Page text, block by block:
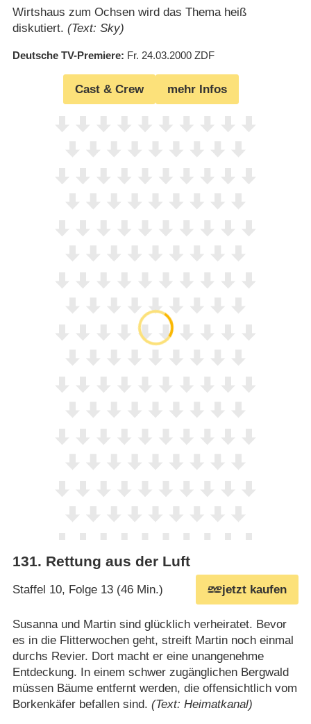
Wirtshaus zum Ochsen wird das Thema heiß
diskutiert. (Text: Sky)
Deutsche TV-Premiere Fr. 24.03.2000 ZDF
Cast & Crew mehr Infos
131. Rettung aus der Luft
Staffel 10, Folge 13 (46 Min.) jetzt kaufen
Susanna und Martin sind glücklich verheiratet. Bevor
es in die Flitterwochen geht, streift Martin noch einmal
durchs Revier. Dort macht er eine unangenehme
Entdeckung. In einem schwer zugänglichen Bergwald
müssen Bäume entfernt werden, die offensichtlich vom
Borkenkäfer befallen sind. (Text: Heimatkanal)